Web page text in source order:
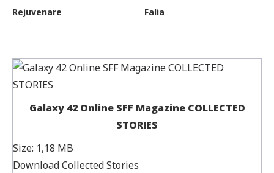
Rejuvenare Falia
Galaxy 42 Online SFF Magazine COLLECTED
STORIES
Size: 1,18 MB
Download Collected Stories